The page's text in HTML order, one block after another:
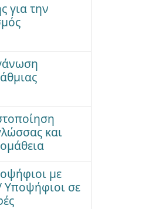
για την
και
με
Υποψήφιοι σε